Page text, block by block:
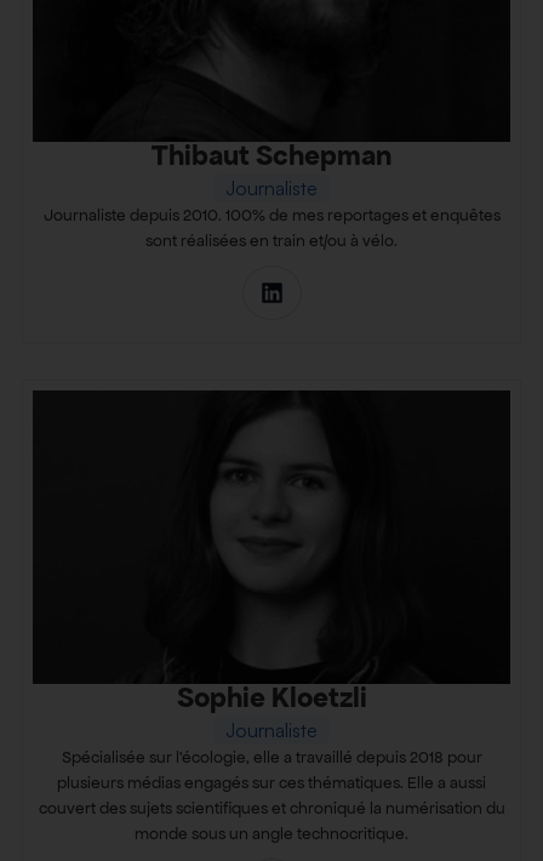
Thibaut Schepman
Journaliste
Journaliste depuis 2010. 100% de mes reportages et enquêtes
sont réalisées en train et/ou à vélo.
Sophie Kloetzli
Journaliste
Spécialisée sur l’écologie, elle a travaillé depuis 2018 pour
plusieurs médias engagés sur ces thématiques. Elle a aussi
couvert des sujets scientifiques et chroniqué la numérisation du
monde sous un angle technocritique.